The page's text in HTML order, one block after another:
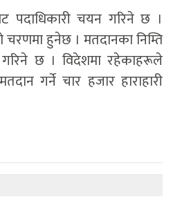
पदाधिकारी चयन गरिने छ ।
चरणमा हुनेछ । मतदानका निम्ति
गरिने छ । विदेशमा रहेकाहरूले
गर्ने चार हजार हाराहारी